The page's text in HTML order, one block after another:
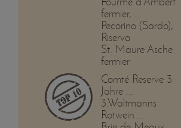
fermier, ...
Pecorino (Sardo),
Riserva
St. Maure Asche
fermier
Comté Reserve 3
Jahre ...
3.Waltmanns
Rotwein ...